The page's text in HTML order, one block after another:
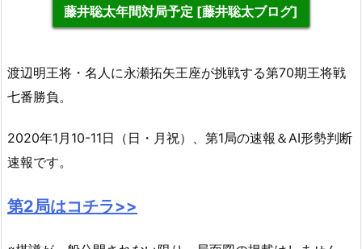
藤井聡太年間対局予定 [藤井聡太ブログ]
渡辺明王将・名人に永瀬拓矢王座が挑戦する第70期王将戦
七番勝負。
2020年1月10-11日（日・月祝）、第1局の速報＆AI形勢判断
速報です。
第2局はコチラ>>